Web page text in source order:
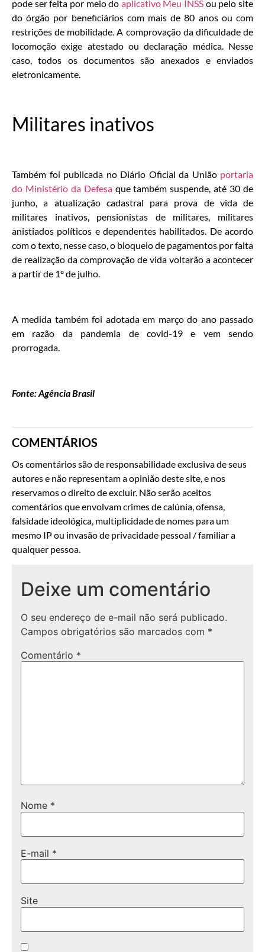
pode ser feita por meio do aplicativo Meu INSS ou pelo site
do órgão por beneficiários com mais de 80 anos ou com
restrições de mobilidade. A comprovação da dificuldade de
locomoção exige atestado ou declaração médica. Nesse
caso, todos os documentos são anexados e enviados
eletronicamente.
Militares inativos
Também foi publicada no Diário Oficial da União portaria
do Ministério da Defesaque também suspende, até 30 de
junho, a atualização cadastral para prova de vida de
militares inativos, pensionistas de militares, militares
anistiados políticos e dependentes habilitados. De acordo
com o texto, nesse caso, o bloqueio de pagamentos por falta
de realização da comprovação de vida voltarão a acontecer
a partir de 1º de julho.
A medida também foi adotada em março do ano passado
em razão da pandemia de covid-19 e vem sendo
prorrogada.
Fonte: Agência Brasil
COMENTÁRIOS
Os comentários são de responsabilidade exclusiva de seus
autores e não representam a opinião deste site, e nos
reservamos o direito de excluir. Não serão aceitos
comentários que envolvam crimes de calúnia, ofensa,
falsidade ideológica, multiplicidade de nomes para um
mesmo IP ou invasão de privacidade pessoal / familiar a
qualquer pessoa.
Deixe um comentário
O seu endereço de e-mail não será publicado.
Campos obrigatórios são marcados com *
Comentário *
Nome *
E-mail *
Site